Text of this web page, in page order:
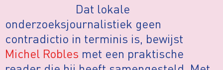
Dat lokale
onderzoeksjournalistiek geen
contradictio in terminis is, bewijst
Michel Robles met een praktische